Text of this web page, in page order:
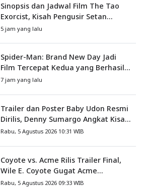
Sinopsis dan Jadwal Film The Tao
Exorcist, Kisah Pengusir Setan
Melawan Kutukan Mematikan
5 jam yang lalu
Spider-Man: Brand New Day Jadi
Film Tercepat Kedua yang Berhasil
Tembus US$1 Miliar
7 jam yang lalu
Trailer dan Poster Baby Udon Resmi
Dirilis, Denny Sumargo Angkat Kisah
Nyata Fanny Kondoh
Rabu, 5 Agustus 2026 10:31 WIB
Coyote vs. Acme Rilis Trailer Final,
Wile E. Coyote Gugat Acme
Corporation ke Pengadilan
Rabu, 5 Agustus 2026 09:33 WIB